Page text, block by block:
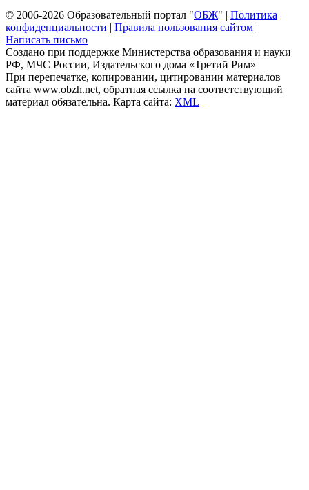
© 2006-2026 Образовательный портал "ОБЖ" | Политика
конфиденциальности | Правила пользования сайтом |
Написать письмо
Создано при поддержке Министерства образования и науки
РФ, МЧС России, Издательского дома «Третий Рим»
При перепечатке, копировании, цитировании материалов
сайта www.obzh.net, обратная ссылка на соответствующий
материал обязательна. Карта сайта: XML